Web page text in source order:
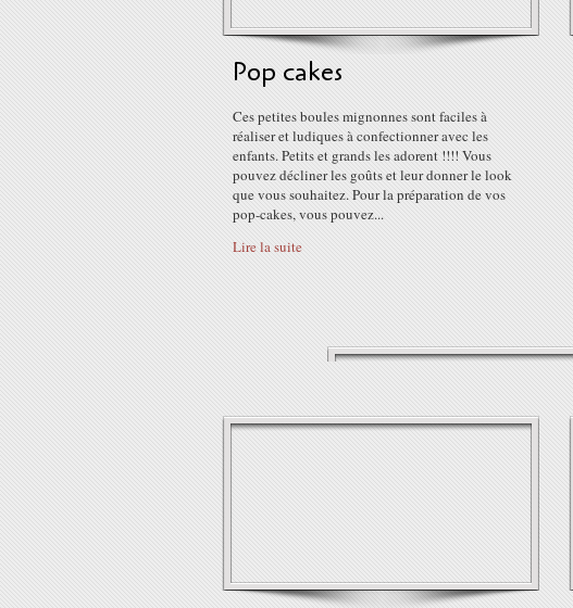
Pop cakes
Ces petites boules mignonnes sont faciles à
réaliser et ludiques à confectionner avec les
enfants. Petits et grands les adorent !!!! Vous
pouvez décliner les goûts et leur donner le look
que vous souhaitez. Pour la préparation de vos
pop-cakes, vous pouvez...
Lire la suite